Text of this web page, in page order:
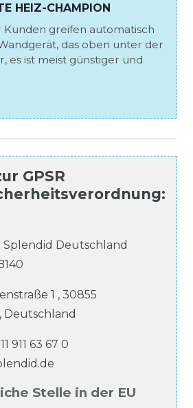
HEIZ-CHAMPION
Kunden greifen automatisch
das oben unter der
es ist meist günstiger und
GPSR
:
Splendid Deutschland
1 , 30855
, Deutschland
911 63 67 0
Stelle in der EU